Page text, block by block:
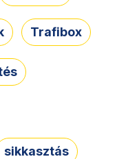
Trafibox
sikkasztás